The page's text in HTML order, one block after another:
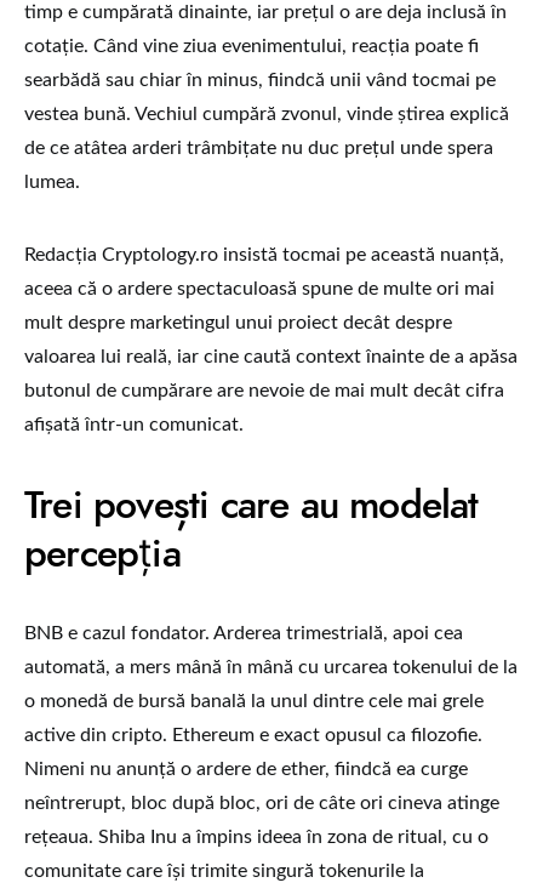
timp e cumpărată dinainte, iar prețul o are deja inclusă în
cotație. Când vine ziua evenimentului, reacția poate fi
searbădă sau chiar în minus, fiindcă unii vând tocmai pe
vestea bună. Vechiul cumpără zvonul, vinde știrea explică
de ce atâtea arderi trâmbițate nu duc prețul unde spera
lumea.
Redacția Cryptology.ro insistă tocmai pe această nuanță,
aceea că o ardere spectaculoasă spune de multe ori mai
mult despre marketingul unui proiect decât despre
valoarea lui reală, iar cine caută context înainte de a apăsa
butonul de cumpărare are nevoie de mai mult decât cifra
afișată într-un comunicat.
Trei povești care au modelat
percepția
BNB e cazul fondator. Arderea trimestrială, apoi cea
automată, a mers mână în mână cu urcarea tokenului de la
o monedă de bursă banală la unul dintre cele mai grele
active din cripto. Ethereum e exact opusul ca filozofie.
Nimeni nu anunță o ardere de ether, fiindcă ea curge
neîntrerupt, bloc după bloc, ori de câte ori cineva atinge
rețeaua. Shiba Inu a împins ideea în zona de ritual, cu o
comunitate care își trimite singură tokenurile la